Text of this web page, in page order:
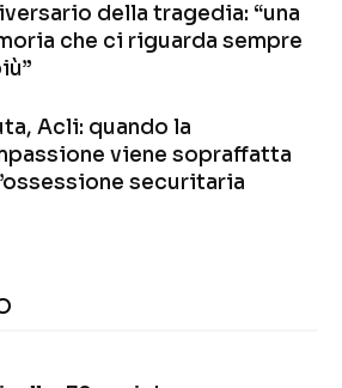
della tragedia: “una
che ci riguarda sempre
Acli: quando la
viene sopraffatta
securitaria